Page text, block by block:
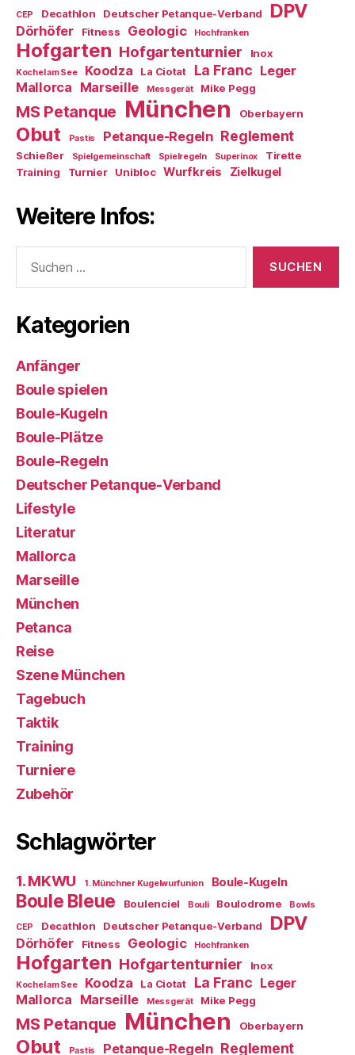
CEP Decathlon Deutscher Petanque-Verband DPV
Dörhöfer Fitness Geologic Hochfranken
Hofgarten Hofgartenturnier Inox
Kochel am See Koodza La Ciotat La Franc Leger
Mallorca Marseille Messgerät Mike Pegg
MS Petanque München Oberbayern
Obut Pastis Petanque-Regeln Reglement
Schießer Spielgemeinschaft Spielregeln Superinox
Tirette
Training
Turnier Unibloc Wurfkreis Zielkugel
Weitere Infos:
nach:
Kategorien
Anfänger
Boule spielen
Boule-Kugeln
Boule-Plätze
Boule-Regeln
Deutscher Petanque-Verband
Lifestyle
Literatur
Mallorca
Marseille
München
Petanca
Reise
Szene München
Tagebuch
Taktik
Training
Turniere
Zubehör
Schlagwörter
1. MKWU 1. Münchner Kugelwurfunion Boule-Kugeln
Boule Bleue Boulenciel Bouli Boulodrome Bowls
CEP Decathlon Deutscher Petanque-Verband DPV
Dörhöfer Fitness Geologic Hochfranken
Hofgarten Hofgartenturnier Inox
Kochel am See Koodza La Ciotat La Franc Leger
Mallorca Marseille Messgerät Mike Pegg
MS Petanque München Oberbayern
Obut Pastis Petanque-Regeln Reglement